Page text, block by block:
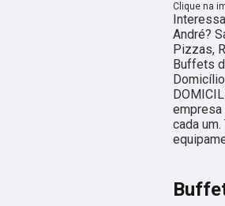
Clique na
André?
Pizzas,
Buffets
empresa
cada